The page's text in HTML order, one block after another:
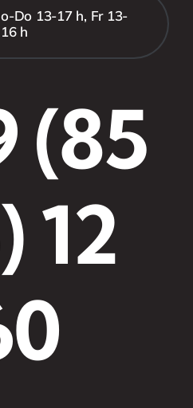
Do 13-17 h, Fr 13-
16 h
(85
12